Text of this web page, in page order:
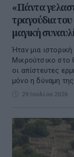
«Πάντα
τραγούδια
μαγική
Ήταν μια
Μικρούτσικο στο
οι απίστευτες
μόνο η δύναμη
29 Ιουλίου 2026